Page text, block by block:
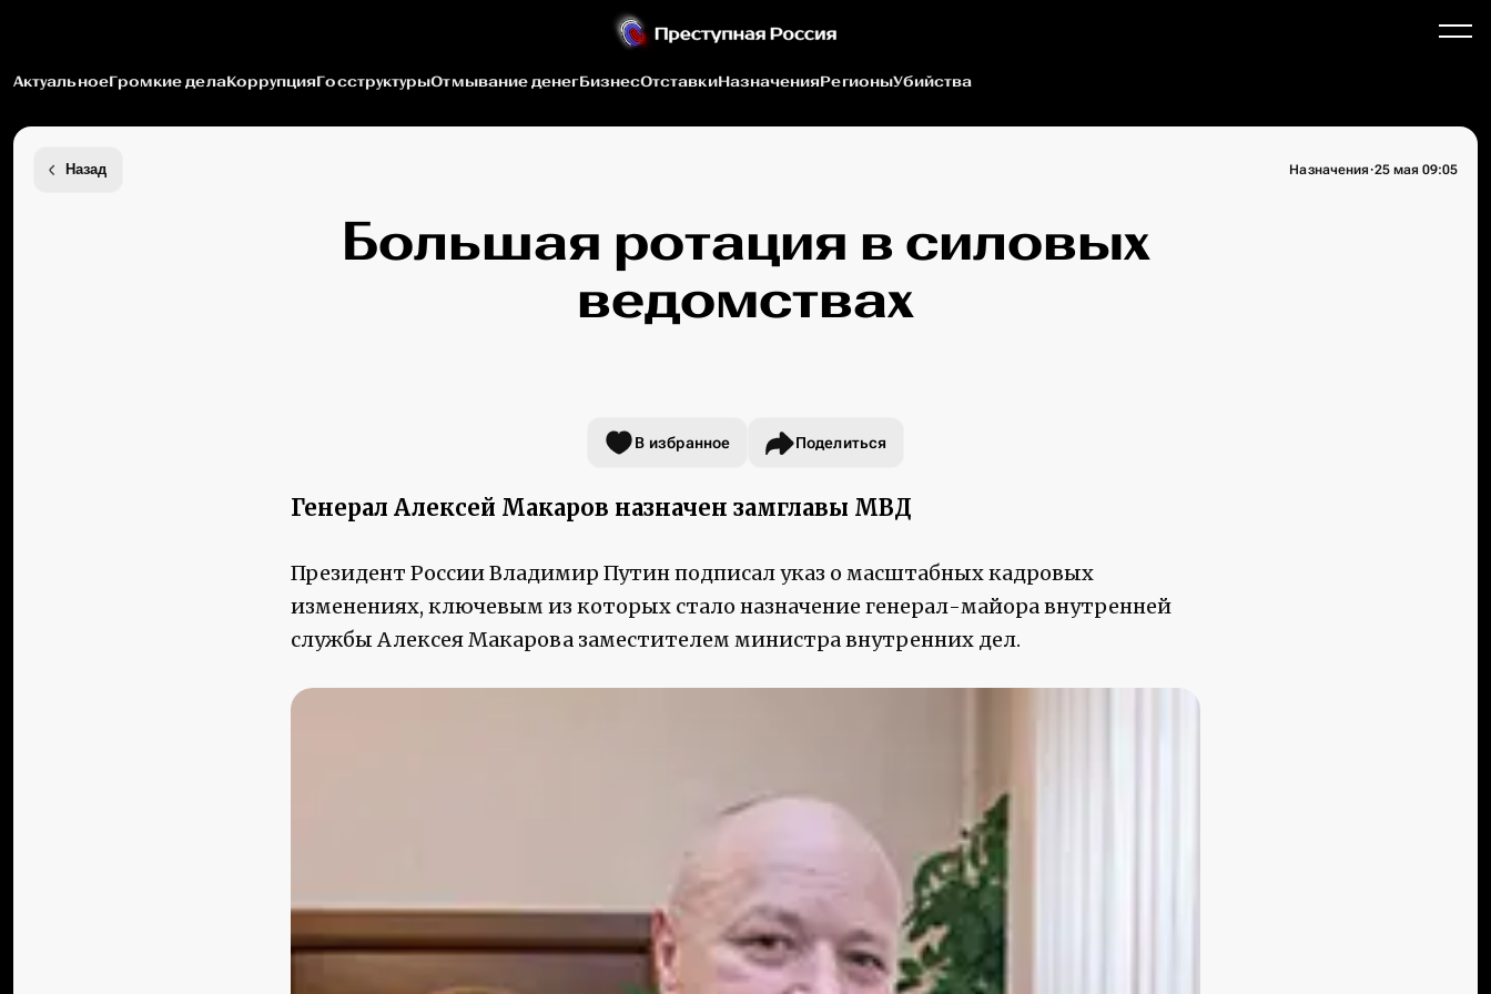
АктуальноеГромкие делаКоррупцияГосструктурыОтмывание денегБизнесОтставкиНазначенияРегионыУбийства
Назад Назначения·25 мая 09:05
Большая ротация в силовых
ведомствах
В избранное Поделиться
Генерал Алексей Макаров назначен замглавы МВД
Президент России Владимир Путин подписал указ о масштабных кадровых
изменениях, ключевым из которых стало назначение генерал-майора внутренней
службы Алексея Макарова заместителем министра внутренних дел.